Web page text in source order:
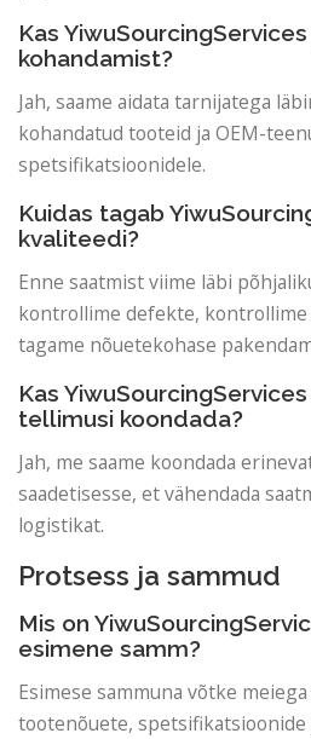
Kas
kohandamist?
Jah, saame aidata tarnijatega
kohandatud tooteid ja OEM-
spetsifikatsioonidele.
Kuidas tagab
kvaliteedi?
Enne saatmist viime läbi
kontrollime defekte,
tagame nõuetekohase
Kas
tellimusi koondada?
Jah, me saame koondada
saadetisesse, et vähendada
logistikat.
Protsess ja sammud
Mis on
esimene samm?
Esimese sammuna võtke
tootenõuete, spetsifikatsioonide